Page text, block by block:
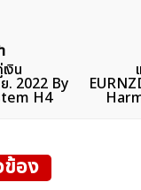
งิน
. 2022 By
H4
ข้อง